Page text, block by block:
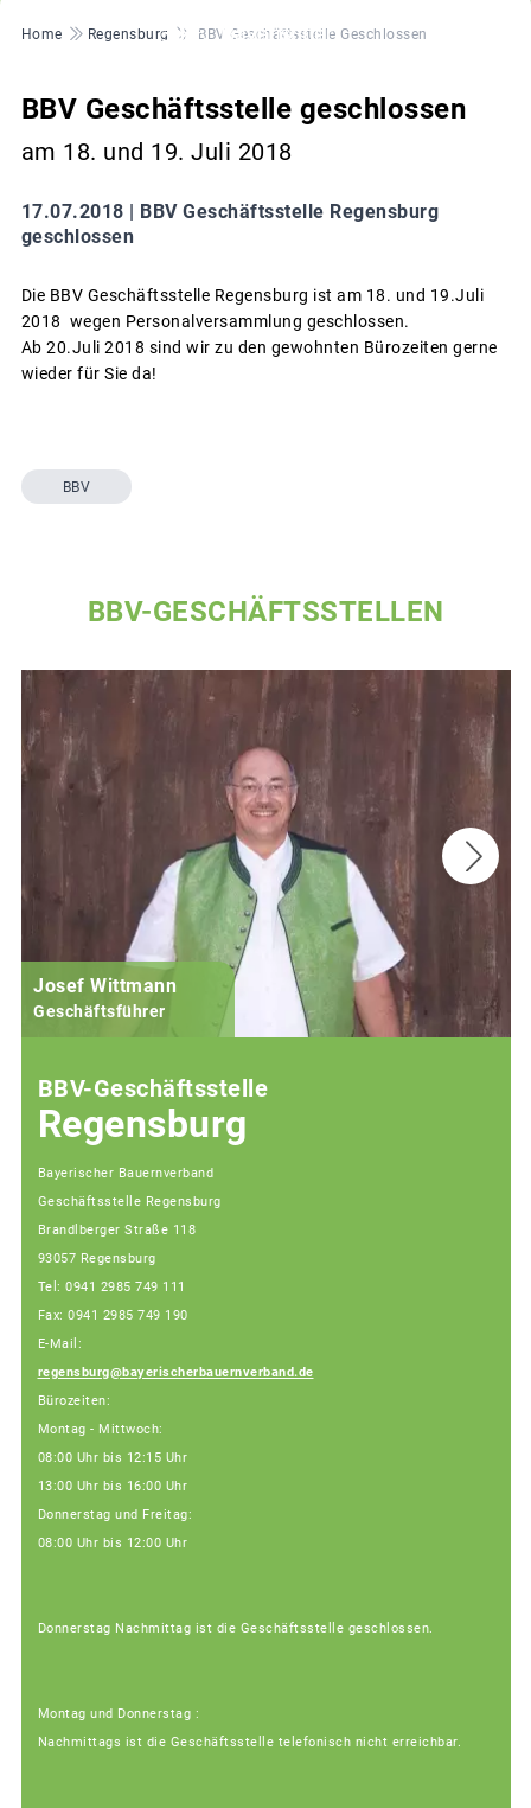
Pfadnavigation
Home Regensburg BBV Geschäftsstelle Geschlossen
BBV Geschäftsstelle geschlossen
am 18. und 19. Juli 2018
17.07.2018 | BBV Geschäftsstelle Regensburg
geschlossen
Die BBV Geschäftsstelle Regensburg ist am 18. und 19.Juli
2018 wegen Personalversammlung geschlossen.
Ab 20.Juli 2018 sind wir zu den gewohnten Bürozeiten gerne
wieder für Sie da!
BBV
BBV-GESCHÄFTSSTELLEN
Josef Wittmann
Geschäftsführer
BBV-Geschäftsstelle
Regensburg
Bayerischer Bauernverband
Geschäftsstelle Regensburg
Brandlberger Straße 118
93057 Regensburg
Tel: 0941 2985 749 111
Fax: 0941 2985 749 190
E-Mail:
regensburg@bayerischerbauernverband.de
Bürozeiten:
Montag - Mittwoch:
08:00 Uhr bis 12:15 Uhr
13:00 Uhr bis 16:00 Uhr
Donnerstag und Freitag:
08:00 Uhr bis 12:00 Uhr
Donnerstag Nachmittag ist die Geschäftsstelle geschlossen.
Montag und Donnerstag :
Nachmittags ist die Geschäftsstelle telefonisch nicht erreichbar.